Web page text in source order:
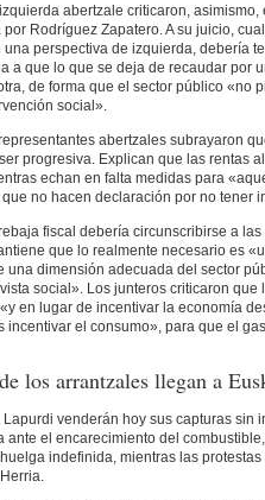
abertzale criticaron,
Rodríguez Zapatero. A su juicio,
una perspectiva de izquierda, debería
a que lo que se deja de recaudar por
de forma que el sector público «no
social».
abertzales subrayaron
progresiva. Explican que las rentas
echan en falta medidas para
no hacen declaración por no tener
fiscal debería circunscribirse a
que lo realmente necesario es
una dimensión adecuada del sector
social». Los junteros criticaron que
en lugar de incentivar la economía
incentivar el consumo», para que el
los arrantzales llegan a
venderán hoy sus capturas sin
ante el encarecimiento del
indefinida, mientras las